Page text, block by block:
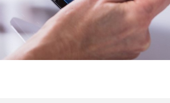
שמתאימה ביותר לבניין שלכם. לא
חייכם ולהשריש בכם ובשאר הדיירים תחושת